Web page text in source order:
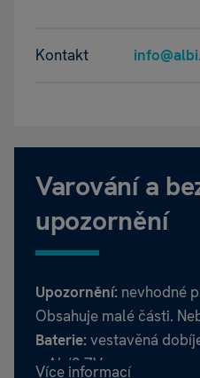
Kontakt
Varování a
upozornění
Upozornění: nevhodné
Obsahuje malé části.
Baterie: vestavěná
mAh/3,7V.
Více informací